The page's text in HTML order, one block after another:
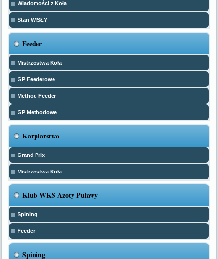
Wiadomości z Koła
Stan WISŁY
Feeder
Mistrzostwa Koła
GP Feederowe
Method Feeder
GP Methodowe
Karpiarstwo
Grand Prix
Mistrzostwa Koła
Klub WKS Azoty Puławy
Spining
Feeder
Spining